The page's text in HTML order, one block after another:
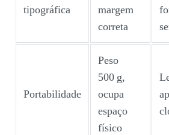
tipográfica
margem
correta
Portabilidade
Peso
500 g,
ocupa
espaço
físico